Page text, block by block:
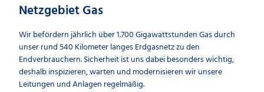
Netzgebiet Gas
Wir befördern jährlich über 1.700 Gigawattstunden Gas durch
unser rund 540 Kilometer langes Erdgasnetz zu den
Endverbrauchern. Sicherheit ist uns dabei besonders wichtig,
deshalb inspizieren, warten und modernisieren wir unsere
Leitungen und Anlagen regelmäßig.